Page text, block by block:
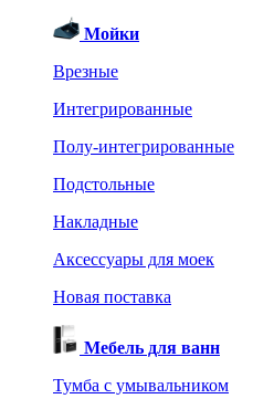
Мойки
Врезные
Интегрированные
Полу-интегрированные
Подстольные
Накладные
Аксессуары для моек
Новая поставка
Мебель для ванн
Тумба с умывальником